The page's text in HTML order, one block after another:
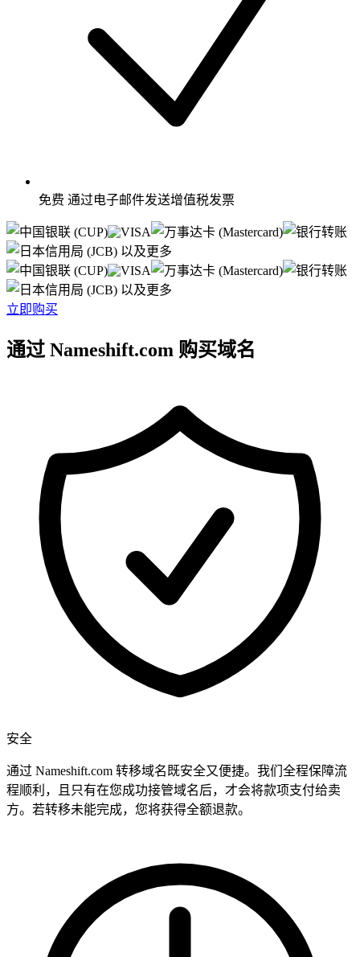
免费 通过电子邮件发送增值税发票
以及更多
以及更多
立即购买
通过 Nameshift.com 购买域名
安全
通过 Nameshift.com 转移域名既安全又便捷。我们全程保障流
程顺利，且只有在您成功接管域名后，才会将款项支付给卖
方。若转移未能完成，您将获得全额退款。